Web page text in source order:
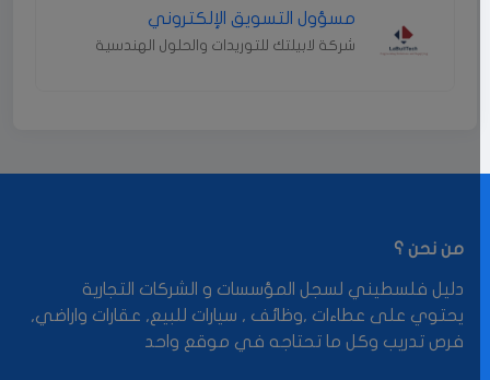
مسؤول التسويق الإلكتروني
شركة لابيلتك للتوريدات والحلول الهندسية
من نحن ؟
دليل فلسطيني لسجل المؤسسات و الشركات التجارية
يحتوي على عطاءات ,وظائف , سيارات للبيع, عقارات واراضي,
فرص تدريب وكل ما تحتاجه في موقع واحد